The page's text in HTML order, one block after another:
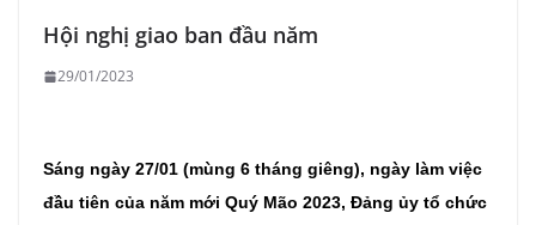
Hội nghị giao ban đầu năm
29/01/2023
Sáng ngày 27/01 (mùng 6 tháng giêng), ngày làm việc
đầu tiên của năm mới Quý Mão 2023, Đảng ủy tổ chức